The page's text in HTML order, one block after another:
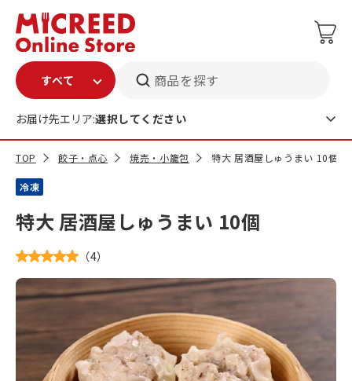
商品を探す
お届け先エリア:選択してください
TOP 餃子・点心 焼売・小籠包 特大 居酒屋しゅうまい 10個
冷凍
特大 居酒屋しゅうまい 10個
（4）